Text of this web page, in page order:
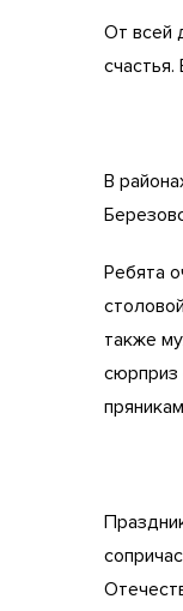
От всей
В
Ребята
также